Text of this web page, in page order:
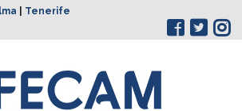
Tenerife